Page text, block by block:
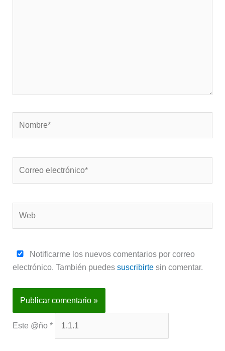
Notificarme los nuevos comentarios por correo
electrónico. También puedes suscribirtesin comentar.
Este @ño *